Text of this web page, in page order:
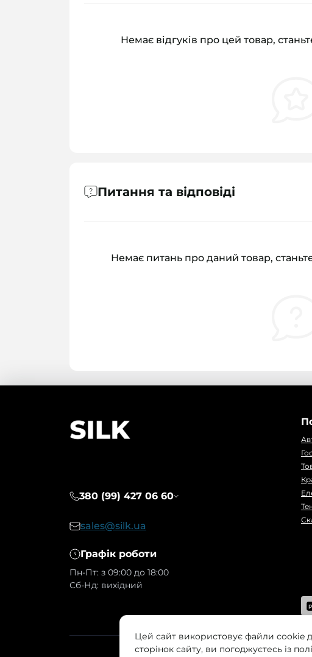
Немає відгуків про цей товар,
Питання та відповіді
Немає питань про даний товар,
380 (99) 427 06 60
sales@silk.ua
Графік роботи
Пн-Пт: з 09:00 до 18:00
Сб-Нд: вихідний
Цей сайт використовує файли cookie
сторінок сайту, ви погоджуєтесь із